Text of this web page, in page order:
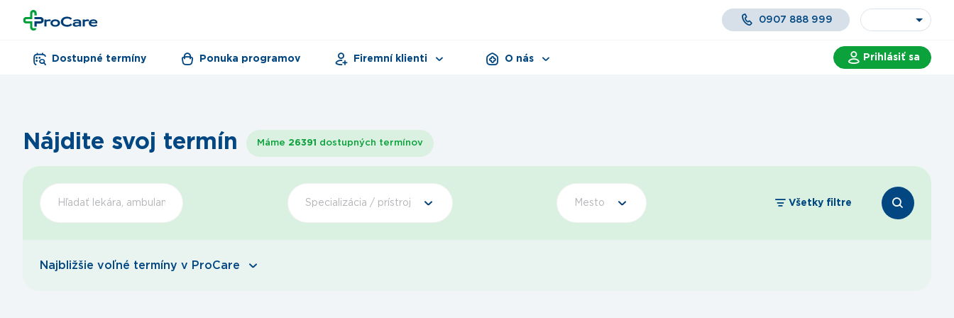
0907 888 999
Dostupné termíny Ponuka programov Firemní klienti O nás Prihlásiť sa
Nájdite svoj termín Máme 26391 dostupných termínov
Špecializácia / prístroj Mesto Všetky filtre
Najbližšie voľné termíny v ProCare